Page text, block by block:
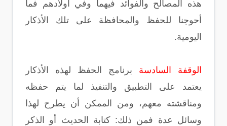
هذه المصالح والفوائد فيهما وفي أولادهم فما
أحوجنا للحفظ والمحافظة على تلك الأذكار
اليومية.
الوقفة السادسة برنامج الحفظ لهذه الأذكار
يعتمد على التطبيق والتنفيذ لما يتم حفظه
ومناقشته معهم، ومن الممكن أن يطرح لهذا
وسائل عدة فمن ذلك: كتابة الحديث أو الذكر